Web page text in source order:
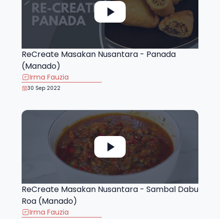
ReCreate Masakan Nusantara - Panada
(Manado)
Irma Fauzia
30 Sep 2022
ReCreate Masakan Nusantara - Sambal Dabu
Roa (Manado)
Irma Fauzia